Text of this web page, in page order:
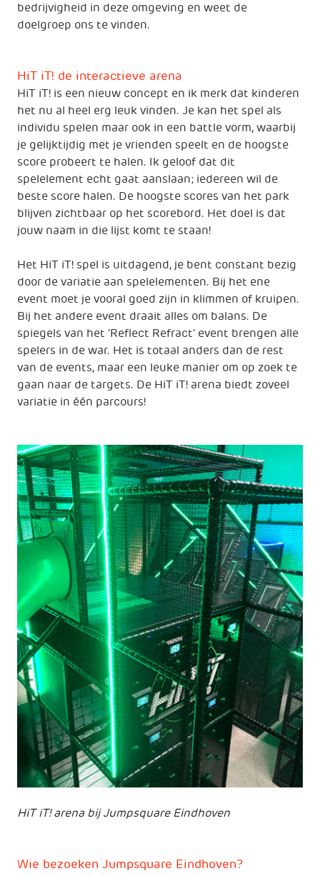
bedrijvigheid in deze omgeving en weet de
doelgroep ons te vinden.
HiT iT! de interactieve arena
HiT iT! is een nieuw concept en ik merk dat kinderen
het nu al heel erg leuk vinden. Je kan het spel als
individu spelen maar ook in een battle vorm, waarbij
je gelijktijdig met je vrienden speelt en de hoogste
score probeert te halen. Ik geloof dat dit
spelelement echt gaat aanslaan; iedereen wil de
beste score halen. De hoogste scores van het park
blijven zichtbaar op het scorebord. Het doel is dat
jouw naam in die lijst komt te staan!
Het HiT iT! spel is uitdagend, je bent constant bezig
door de variatie aan spelelementen. Bij het ene
event moet je vooral goed zijn in klimmen of kruipen.
Bij het andere event draait alles om balans. De
spiegels van het ‘Reflect Refract’ event brengen alle
spelers in de war. Het is totaal anders dan de rest
van de events, maar een leuke manier om op zoek te
gaan naar de targets. De HiT iT! arena biedt zoveel
variatie in één parcours!
HiT iT! arena bij Jumpsquare Eindhoven
Wie bezoeken Jumpsquare Eindhoven?